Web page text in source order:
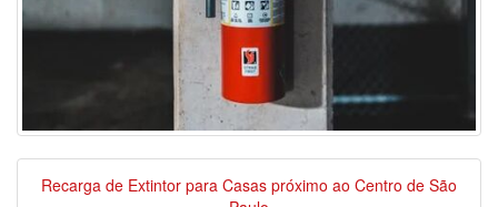
Recarga de Extintor para Casas próximo ao Centro de São